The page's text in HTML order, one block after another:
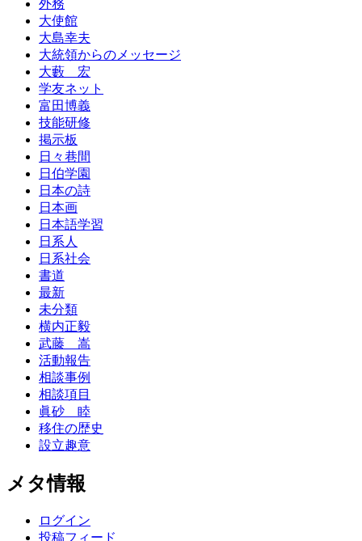
外務
大使館
大島幸夫
大統領からのメッセージ
大藪 宏
学友ネット
富田博義
技能研修
掲示板
日々巷間
日伯学園
日本の詩
日本画
日本語学習
日系人
日系社会
書道
最新
未分類
横内正毅
武藤 嵩
活動報告
相談事例
相談項目
眞砂 睦
移住の歴史
設立趣意
メタ情報
ログイン
投稿フィード